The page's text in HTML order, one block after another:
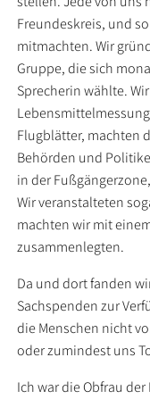
Freundeskreis, und
mitmachten. Wir
Gruppe, die sich
Sprecherin wählte.
Flugblätter, machten
Behörden und
in der
Wir veranstalteten
machten wir mit
zusammenlegten.
Da und dort fanden
Sachspenden zur
die Menschen nicht
oder zumindest uns
Ich war die Obfrau